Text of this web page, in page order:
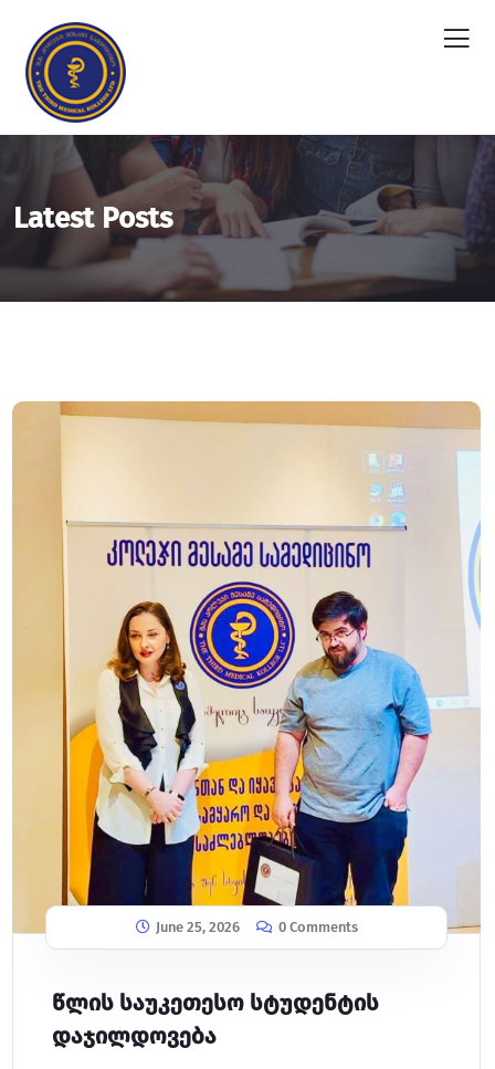
Latest Posts
June 25, 2026 0 Comments
წლის საუკეთესო სტუდენტის
დაჯილდოვება